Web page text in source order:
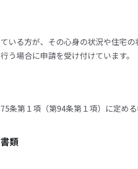
いる方が、その心身の状況や住宅
う場合に申請を受け付けています。
条第１項（第94条第１項）に定め
類